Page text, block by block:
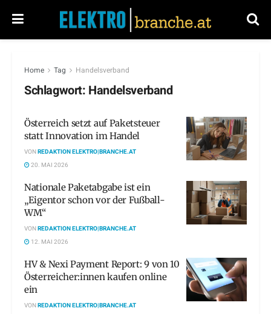
Home Tag Handelsverband
Schlagwort: Handelsverband
Österreich setzt auf Paketsteuer
statt Innovation im Handel
VONREDAKTION ELEKTRO|BRANCHE.AT
20. MAI 2026
Nationale Paketabgabe ist ein
„Eigentor schon vor der Fußball-
WM“
VONREDAKTION ELEKTRO|BRANCHE.AT
12. MAI 2026
HV & Nexi Payment Report: 9 von 10
Österreicher:innen kaufen online
ein
VONREDAKTION ELEKTRO|BRANCHE.AT